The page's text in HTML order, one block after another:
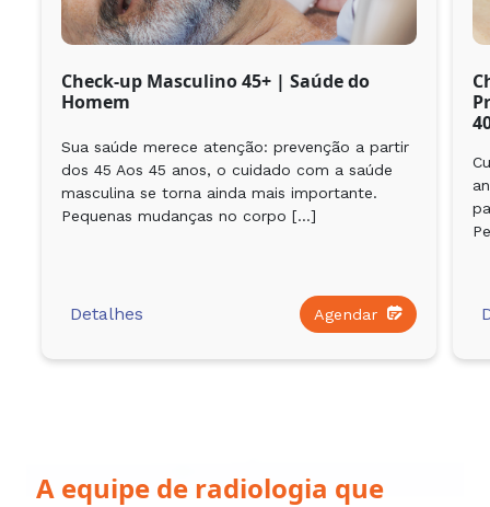
Check-up Masculino 45+ | Saúde do
Homem
Sua saúde merece atenção: prevenção a partir
dos 45 Aos 45 anos, o cuidado com a saúde
masculina se torna ainda mais importante.
Pequenas mudanças no corpo […]
Detalhes Agendar
A equipe de radiologia que